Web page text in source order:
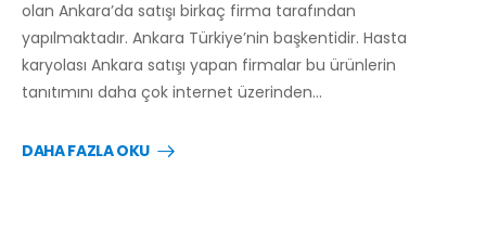
olan Ankara’da satışı birkaç firma tarafından
yapılmaktadır. Ankara Türkiye’nin başkentidir. Hasta
karyolası Ankara satışı yapan firmalar bu ürünlerin
tanıtımını daha çok internet üzerinden…
DAHA FAZLA OKU